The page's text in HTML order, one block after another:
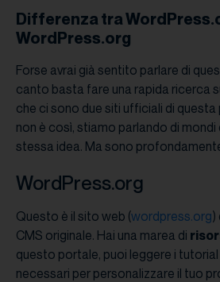
Differenza tra
WordPress.org
Forse avrai già sentito parlare di
canto basta fare una rapida ricerca
che ci sono due siti ufficiali di
non è così, stiamo parlando di mondi
stessa idea. Ma sono
WordPress.org
Questo è il sito web (wordpress.org)
CMS originale. Hai una marea di
questo portale, puoi leggere i tutorial
necessari per personalizzare il tuo